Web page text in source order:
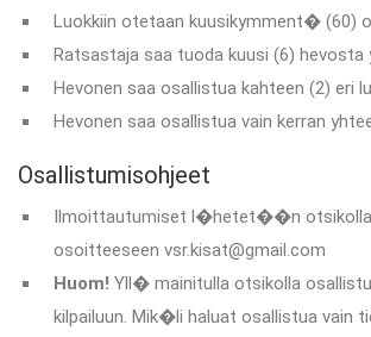
Luokkiin otetaan kuusikymment� (60)
Ratsastaja saa tuoda kuusi (6) hevosta
Hevonen saa osallistua kahteen (2) eri
Hevonen saa osallistua vain kerran
Osallistumisohjeet
Ilmoittautumiset l�hetet��n otsikolla
osoitteeseen vsr.kisat@gmail.com
Huom! Yll� mainitulla otsikolla
kilpailuun. Mik�li haluat osallistua vain